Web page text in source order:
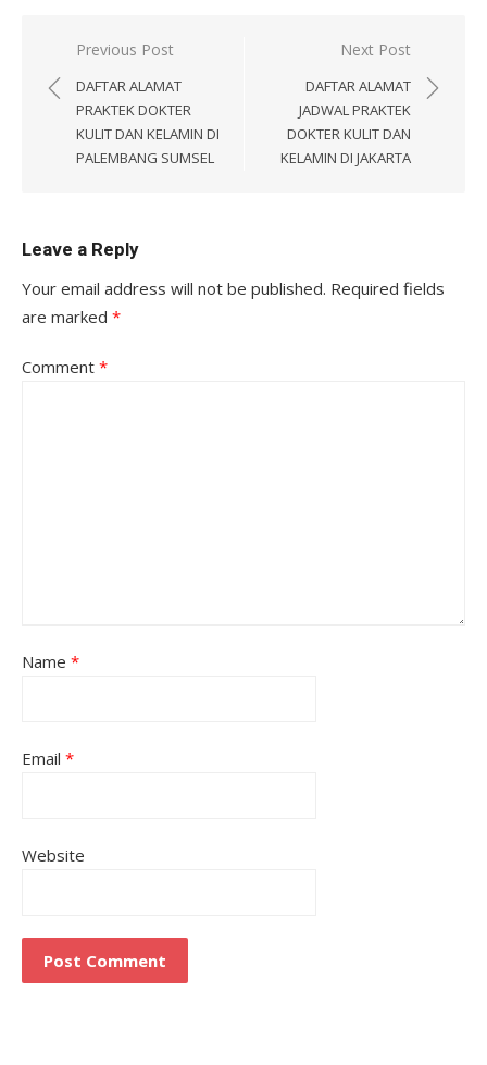
Post
navigation
Previous Post
DAFTAR ALAMAT
PRAKTEK DOKTER
KULIT DAN KELAMIN DI
PALEMBANG SUMSEL
Next Post
DAFTAR ALAMAT
JADWAL PRAKTEK
DOKTER KULIT DAN
KELAMIN DI JAKARTA
Leave a Reply
Your email address will not be published. Required fields
are marked *
Comment *
Name *
Email *
Website